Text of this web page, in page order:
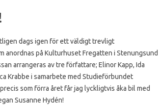
dags igen för ett väldigt trevligt
anordnas på Kulturhuset Fregatten i Stenungsund
arrangeras av tre författare; Elinor Kapp, Ida
Krabbe i samarbete med Studieförbundet
som förra året får jag lyckligtvis åka bil med
Susanne Hydén!